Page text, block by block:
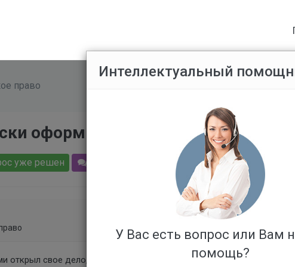
право
оформить мои права на бизнес.
уже решен
открыл свое дело, но зарегистрировали всё на одного человека(
Интеллектуальный
У Вас есть вопрос или Вам
помощь?